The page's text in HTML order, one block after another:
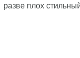
разве плох